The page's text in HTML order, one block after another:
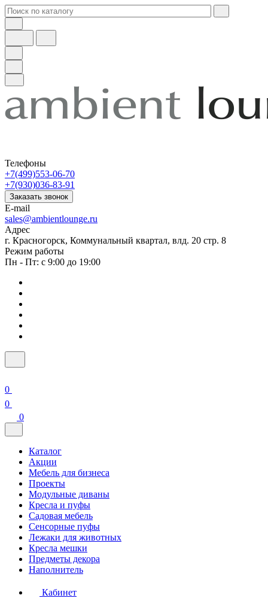
Телефоны
+7(499)553-06-70
+7(930)036-83-91
Заказать звонок
E-mail
sales@ambientlounge.ru
Адрес
г. Красногорск, Коммунальный квартал, влд. 20 стр. 8
Режим работы
Пн - Пт: с 9:00 до 19:00
0
0
0
Каталог
Акции
Мебель для бизнеса
Проекты
Модульные диваны
Кресла и пуфы
Садовая мебель
Сенсорные пуфы
Лежаки для животных
Кресла мешки
Предметы декора
Наполнитель
Кабинет